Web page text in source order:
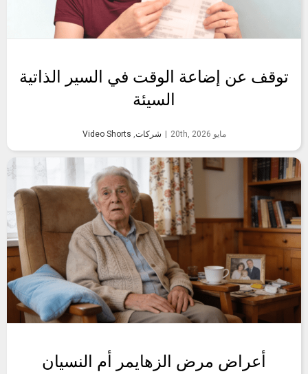
توقف عن إضاعة الوقت في السير الذاتية
السيئة
مايو 20th, 2026 شركات,
Video Shorts
أعراض مرض الزهايمر أم النسيان